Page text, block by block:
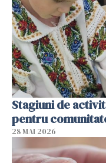
Stagiuni de
pentru
28 MAI 2026